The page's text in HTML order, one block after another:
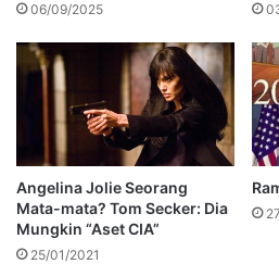
06/09/2025
Angelina Jolie Seorang
Mata-mata? Tom Secker: Dia
Mungkin “Aset CIA”
25/01/2021